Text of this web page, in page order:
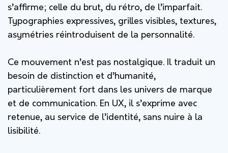
s’affirme; celle du brut, du rétro, de l’imparfait.
Typographies expressives, grilles visibles, textures,
asymétries réintroduisent de la personnalité.
Ce mouvement n’est pas nostalgique. Il traduit un
besoin de distinction et d’humanité,
particulièrement fort dans les univers de marque
et de communication. En UX, il s’exprime avec
retenue, au service de l’identité, sans nuire à la
lisibilité.